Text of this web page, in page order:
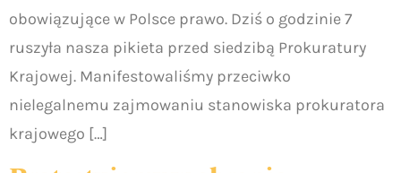
obowiązujące w Polsce prawo. Dziś o godzinie 7
ruszyła nasza pikieta przed siedzibą Prokuratury
Krajowej. Manifestowaliśmy przeciwko
nielegalnemu zajmowaniu stanowiska prokuratora
krajowego […]